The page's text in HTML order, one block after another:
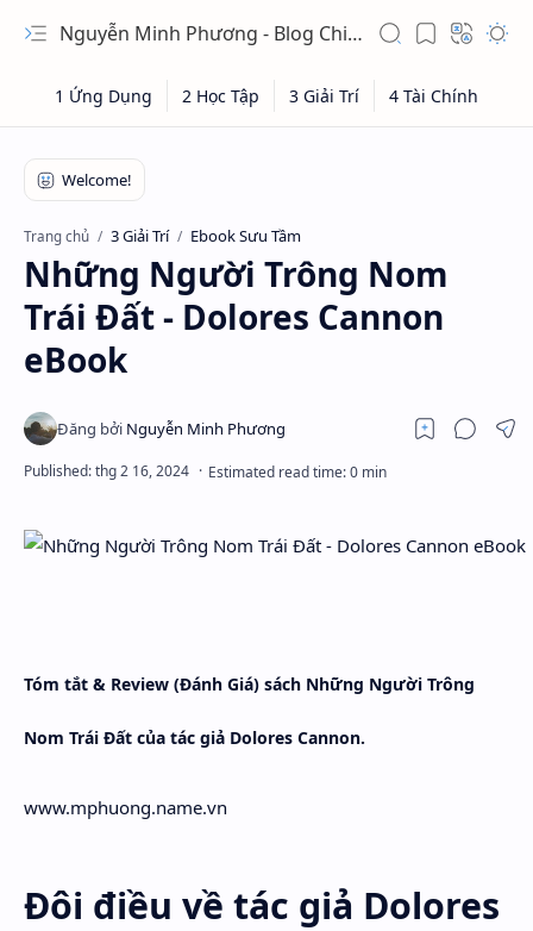
Nguyễn Minh Phương - Blog Chia sẻ Kiến thức Chứng khoán & Tài liệu Toán học
Hidden Menu
Trang chủ 3 Giải Trí Ebook Sưu Tầm
Những Người Trông Nom
Trái Đất - Dolores Cannon
eBook
Tóm tắt & Review (Đánh Giá) sách Những Người Trông
Nom Trái Đất của tác giả Dolores Cannon.
www.mphuong.name.vn
Đôi điều về tác giả Dolores